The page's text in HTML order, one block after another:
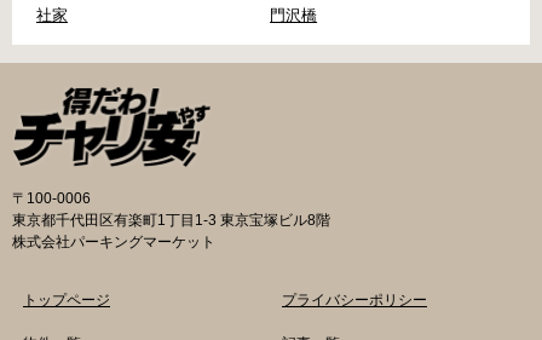
社家
門沢橋
〒100-0006
東京都千代田区有楽町1丁目1-3 東京宝塚ビル8階
株式会社パーキングマーケット
トップページ プライバシーポリシー